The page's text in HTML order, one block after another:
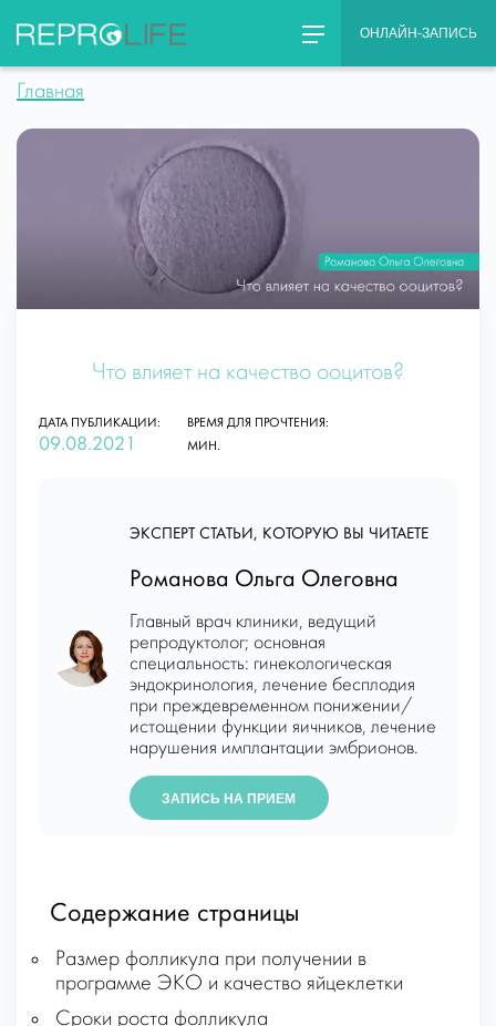
content
ОНЛАЙН-ЗАПИСЬ
Главная
Что влияет на качество ооцитов?
ДАТА ПУБЛИКАЦИИ:
09.08.2021
ВРЕМЯ ДЛЯ ПРОЧТЕНИЯ:
МИН.
ЭКСПЕРТ СТАТЬИ, КОТОРУЮ ВЫ ЧИТАЕТЕ
Романова Ольга Олеговна
Главный врач клиники, ведущий
репродуктолог; основная
специальность: гинекологическая
эндокринология, лечение бесплодия
при преждевременном понижении/
истощении функции яичников, лечение
нарушения имплантации эмбрионов.
ЗАПИСЬ НА ПРИЕМ
Содержание страницы
Размер фолликула при получении в
программе ЭКО и качество яйцеклетки
Сроки роста фолликула